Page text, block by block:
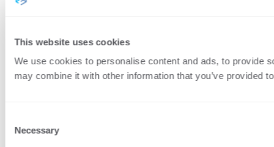
This website uses cookies
We use cookies to personalise content and ads, to provide
may combine it with other information that you’ve provided
Selection
Necessary